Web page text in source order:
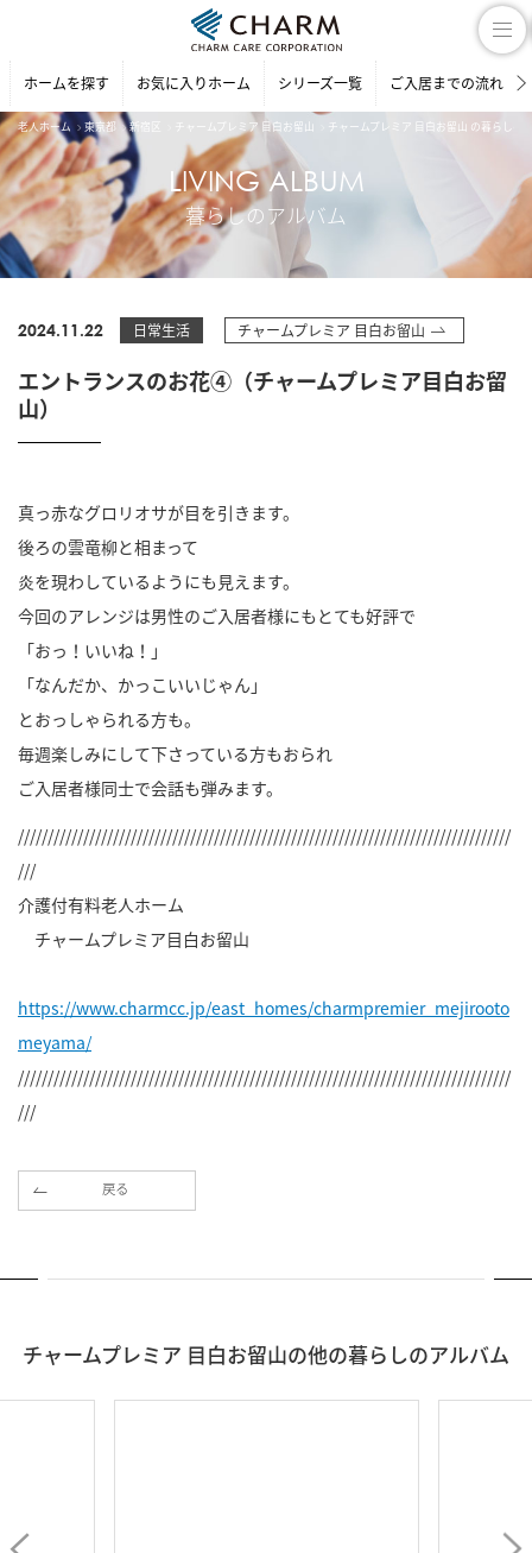
ホームを探す お気に入りホーム シリーズ一覧 ご入居までの流れ
老人ホーム 東京都 新宿区 チャームプレミア 目白お留山 チャームプレミア 目白お留山 の暮らしの
LIVING ALBUM
暮らしのアルバム
2024.11.22 日常生活 チャームプレミア 目白お留山
エントランスのお花④（チャームプレミア目白お留
山）
真っ赤なグロリオサが目を引きます。
後ろの雲竜柳と相まって
炎を現わしているようにも見えます。
今回のアレンジは男性のご入居者様にもとても好評で
「おっ！いいね！」
「なんだか、かっこいいじゃん」
とおっしゃられる方も。
毎週楽しみにして下さっている方もおられ
ご入居者様同士で会話も弾みます。
///////////////////////////////////////////////////////////////////////////////////
///
介護付有料老人ホーム
チャームプレミア目白お留山
https://www.charmcc.jp/east_homes/charmpremier_mejirooto
meyama/
///////////////////////////////////////////////////////////////////////////////////
///
戻る
チャームプレミア 目白お留山の他の暮らしのアルバム